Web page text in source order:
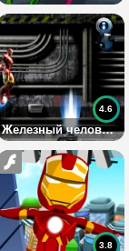
Железный человек 2
4.6
3.8